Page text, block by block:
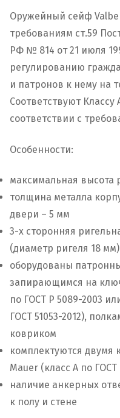
Оружейный сейф
требованиям ст.59
РФ № 814 от 21 июля
регулированию
и патронов к нему на
Соответствуют
соответствии с
Особенности:
максимальная высота
толщина металла
двери – 5 мм
3-х сторонняя
(диаметр ригеля 18 мм)
оборудованы
запирающимся на
по ГОСТ Р 5089-2003
ГОСТ 51053-2012),
ковриком
комплектуются
Mauer (класс А по ГОСТ
наличие анкерных
к полу и стене